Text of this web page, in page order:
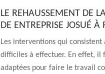
LE REHAUSSEMENT DE
DE ENTREPRISE JOSUÉ
Les interventions qui
difficiles à effectuer. En effet, il
adaptées pour faire le travail